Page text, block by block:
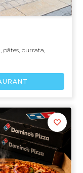
pâtes, burrata,